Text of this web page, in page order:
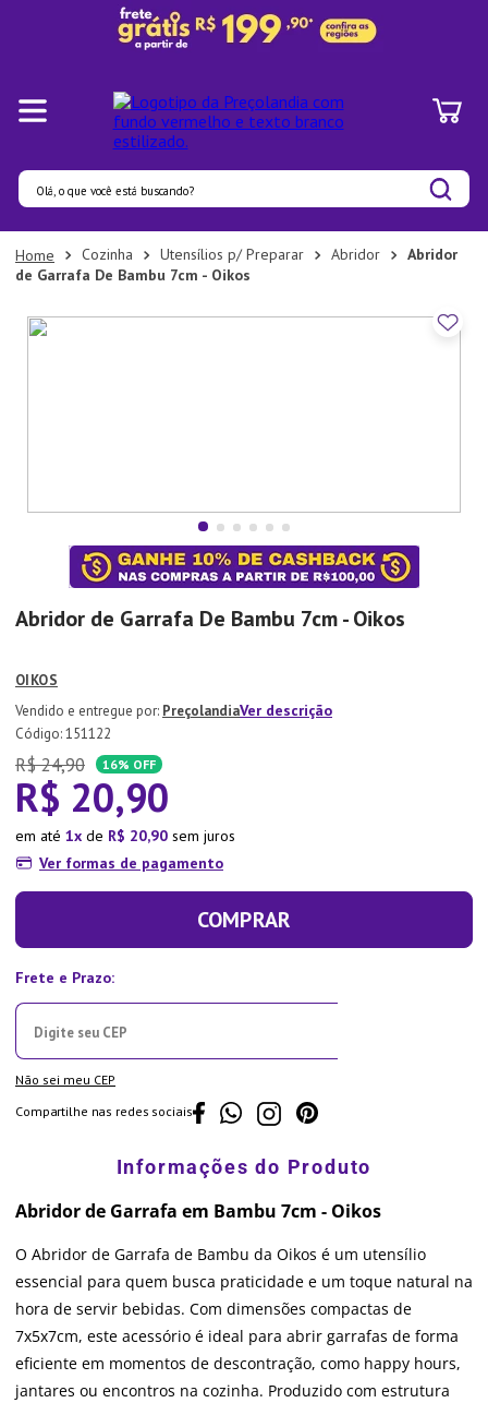
Olá, o que você está buscando?
Cozinha Utensílios p/ Preparar Abridor
Abridor
de Garrafa De Bambu 7cm - Oikos
Abridor de Garrafa De Bambu 7cm - Oikos
OIKOS
PreçolandiaVer descrição
:151122
R$ 24,90 16% OFF
R$ 20,90
em até 1 de R$ 20,90 sem juros
Ver formas de pagamento
COMPRAR
Não sei meu CEP
Compartilhe nas redes sociais
Abridor de Garrafa em Bambu 7cm - Oikos
O Abridor de Garrafa de Bambu da Oikos é um utensílio
essencial para quem busca praticidade e um toque natural na
hora de servir bebidas. Com dimensões compactas de
7x5x7cm, este acessório é ideal para abrir garrafas de forma
eficiente em momentos de descontração, como happy hours,
jantares ou encontros na cozinha. Produzido com estrutura
Termos mais buscados
1º
Panelas
2º
Pratos
7º
Aparelho Jantar
Xicara
Tapete
10º Lixeira